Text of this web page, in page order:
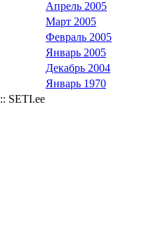
Апрель 2005
Март 2005
Февраль 2005
Январь 2005
Декабрь 2004
Январь 1970
:: SETI.ee